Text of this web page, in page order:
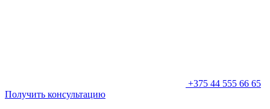
+375 44 555 66 65
Получить консультацию